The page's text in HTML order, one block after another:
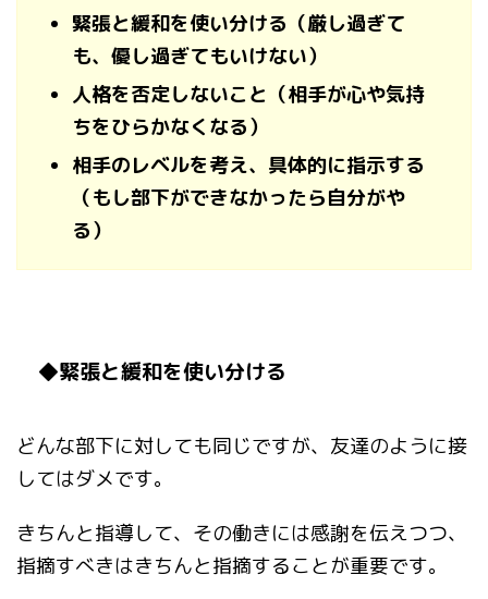
緊張と緩和を使い分ける（厳し過ぎて
も、優し過ぎてもいけない）
人格を否定しないこと（相手が心や気持
ちをひらかなくなる）
相手のレベルを考え、具体的に指示する
（もし部下ができなかったら自分がや
る）
◆緊張と緩和を使い分ける
どんな部下に対しても同じですが、友達のように接
してはダメです。
きちんと指導して、その働きには感謝を伝えつつ、
指摘すべきはきちんと指摘することが重要です。